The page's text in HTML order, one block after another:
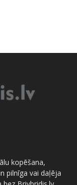
kopēšana,
pilnīga vai daļēja